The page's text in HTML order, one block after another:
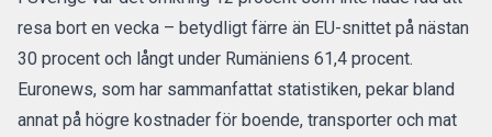
resa bort en vecka – betydligt färre än EU-snittet på nästan
30 procent och långt under Rumäniens 61,4 procent.
Euronews, som har sammanfattat statistiken, pekar bland
annat på högre kostnader för boende, transporter och mat